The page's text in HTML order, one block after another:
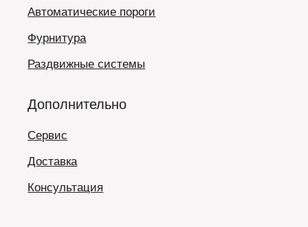
Автоматические пороги
Фурнитура
Раздвижные системы
Дополнительно
Сервис
Доставка
Консультация